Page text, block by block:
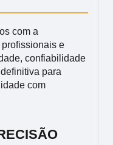
com a
e
confiabilidade
para
com